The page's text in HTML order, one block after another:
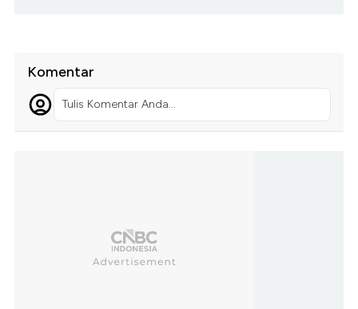
Komentar
Tulis Komentar Anda...